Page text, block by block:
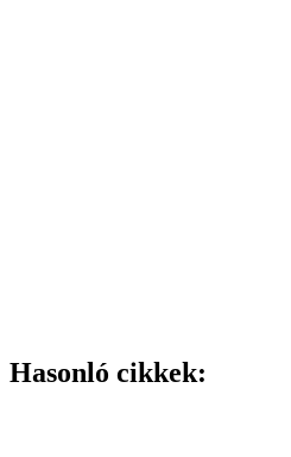
Hasonló cikkek: